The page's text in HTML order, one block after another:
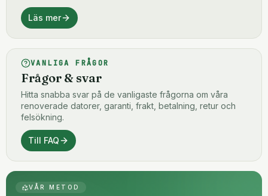
Läs mer
VANLIGA FRÅGOR
Frågor & svar
Hitta snabba svar på de vanligaste frågorna om våra
renoverade datorer, garanti, frakt, betalning, retur och
felsökning.
Till FAQ
VÅR METOD